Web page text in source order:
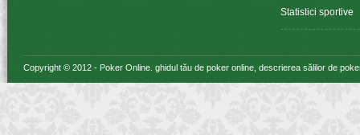
Statistici sportive
Copyright © 2012 - Poker Online . ghidul tău de poker online, descrierea sălilor de